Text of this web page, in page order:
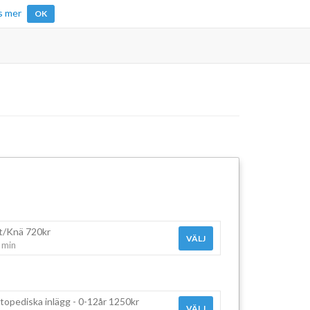
mer OK
Knä 720kr
VÄLJ
inlägg - 0-12år 1250kr